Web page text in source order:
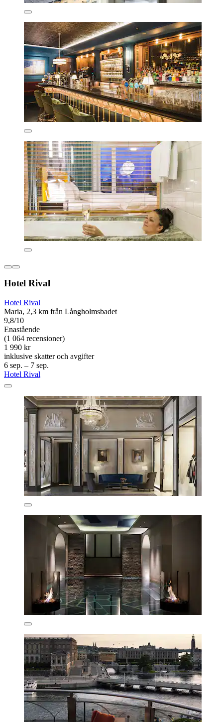
Hotel Rival
Hotel Rival
Maria, 2,3 km från Långholmsbadet
9,8/10
Enastående
(1 064 recensioner)
1 990 kr
inklusive skatter och avgifter
6 sep. – 7 sep.
Hotel Rival